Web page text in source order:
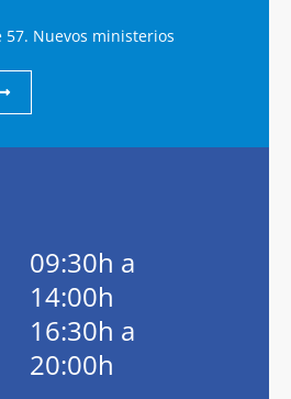
Nuevos ministerios
09:30h a
14:00h
16:30h a
20:00h